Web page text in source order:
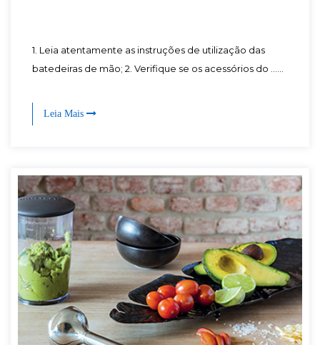
1. Leia atentamente as instruções de utilização das
batedeiras de mão; 2. Verifique se os acessórios do ......
Leia Mais